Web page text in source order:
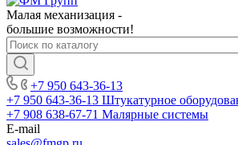
Малая механизация -
большие возможности!
+7 950 643-36-13
+7 950 643-36-13 Штукатурное
+7 908 638-67-71 Малярные системы
E-mail